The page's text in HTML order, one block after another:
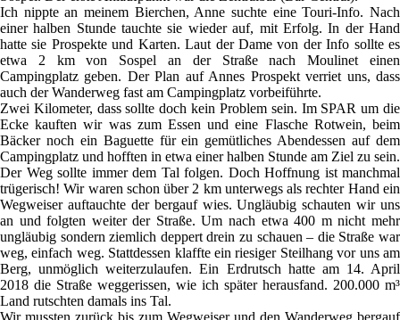
Ich nippte an meinem Bierchen, Anne suchte eine Touri-Info. Nach
einer halben Stunde tauchte sie wieder auf, mit Erfolg. In der Hand
hatte sie Prospekte und Karten. Laut der Dame von der Info sollte es
etwa 2 km von Sospel an der Straße nach Moulinet einen
Campingplatz geben. Der Plan auf Annes Prospekt verriet uns, dass
auch der Wanderweg fast am Campingplatz vorbeiführte.
Zwei Kilometer, dass sollte doch kein Problem sein. Im SPAR um die
Ecke kauften wir was zum Essen und eine Flasche Rotwein, beim
Bäcker noch ein Baguette für ein gemütliches Abendessen auf dem
Campingplatz und hofften in etwa einer halben Stunde am Ziel zu sein.
Der Weg sollte immer dem Tal folgen. Doch Hoffnung ist manchmal
trügerisch! Wir waren schon über 2 km unterwegs als rechter Hand ein
Wegweiser auftauchte der bergauf wies. Ungläubig schauten wir uns
an und folgten weiter der Straße. Um nach etwa 400 m nicht mehr
ungläubig sondern ziemlich deppert drein zu schauen – die Straße war
weg, einfach weg. Stattdessen klaffte ein riesiger Steilhang vor uns am
Berg, unmöglich weiterzulaufen. Ein Erdrutsch hatte am 14. April
2018 die Straße weggerissen, wie ich später herausfand. 200.000 m³
Land rutschten damals ins Tal.